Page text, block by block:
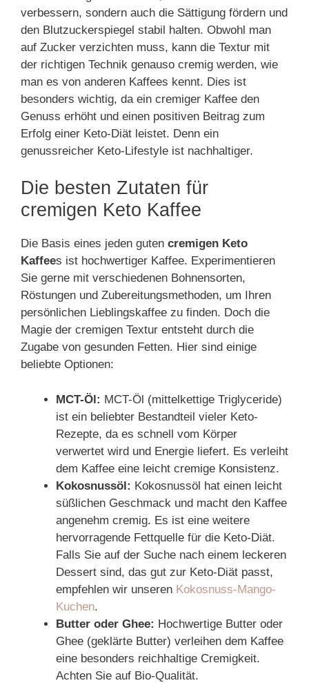
verbessern, sondern auch die Sättigung fördern und
den Blutzuckerspiegel stabil halten. Obwohl man
auf Zucker verzichten muss, kann die Textur mit
der richtigen Technik genauso cremig werden, wie
man es von anderen Kaffees kennt. Dies ist
besonders wichtig, da ein cremiger Kaffee den
Genuss erhöht und einen positiven Beitrag zum
Erfolg einer Keto-Diät leistet. Denn ein
genussreicher Keto-Lifestyle ist nachhaltiger.
Die besten Zutaten für
cremigen Keto Kaffee
Die Basis eines jeden guten cremigen Keto
Kaffees ist hochwertiger Kaffee. Experimentieren
Sie gerne mit verschiedenen Bohnensorten,
Röstungen und Zubereitungsmethoden, um Ihren
persönlichen Lieblingskaffee zu finden. Doch die
Magie der cremigen Textur entsteht durch die
Zugabe von gesunden Fetten. Hier sind einige
beliebte Optionen:
MCT-Öl: MCT-Öl (mittelkettige Triglyceride)
ist ein beliebter Bestandteil vieler Keto-
Rezepte, da es schnell vom Körper
verwertet wird und Energie liefert. Es verleiht
dem Kaffee eine leicht cremige Konsistenz.
Kokosnussöl: Kokosnussöl hat einen leicht
süßlichen Geschmack und macht den Kaffee
angenehm cremig. Es ist eine weitere
hervorragende Fettquelle für die Keto-Diät.
Falls Sie auf der Suche nach einem leckeren
Dessert sind, das gut zur Keto-Diät passt,
empfehlen wir unseren Kokosnuss-Mango-
Kuchen.
Butter oder Ghee: Hochwertige Butter oder
Ghee (geklärte Butter) verleihen dem Kaffee
eine besonders reichhaltige Cremigkeit.
Achten Sie auf Bio-Qualität.